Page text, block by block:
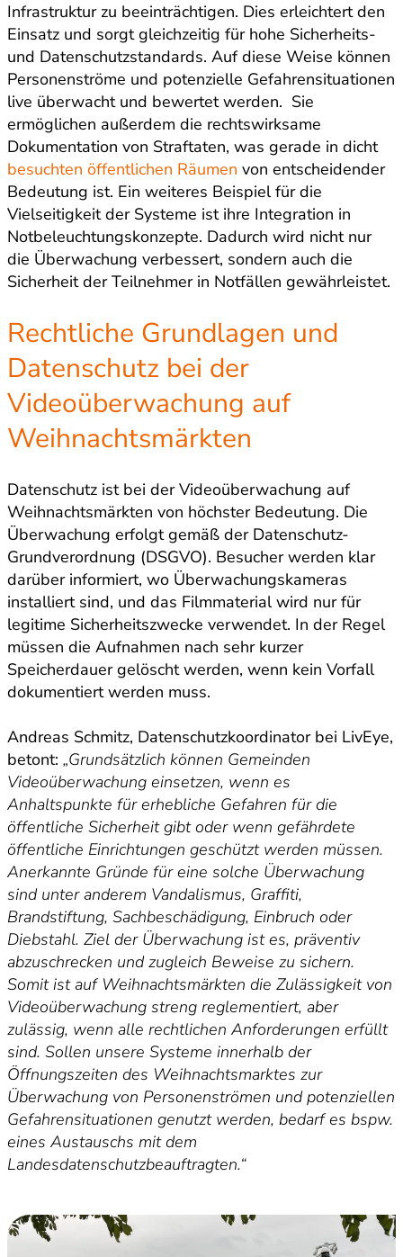
Infrastruktur zu beeinträchtigen. Dies erleichtert den
Einsatz und sorgt gleichzeitig für hohe Sicherheits-
und Datenschutzstandards. Auf diese Weise können
Personenströme und potenzielle Gefahrensituationen
live überwacht und bewertet werden. Sie
ermöglichen außerdem die rechtswirksame
Dokumentation von Straftaten, was gerade in dicht
besuchten öffentlichen Räumen von entscheidender
Bedeutung ist. Ein weiteres Beispiel für die
Vielseitigkeit der Systeme ist ihre Integration in
Notbeleuchtungskonzepte. Dadurch wird nicht nur
die Überwachung verbessert, sondern auch die
Sicherheit der Teilnehmer in Notfällen gewährleistet.
Rechtliche Grundlagen und
Datenschutz bei der
Videoüberwachung auf
Weihnachtsmärkten
Datenschutz ist bei der Videoüberwachung auf
Weihnachtsmärkten von höchster Bedeutung. Die
Überwachung erfolgt gemäß der Datenschutz-
Grundverordnung (DSGVO). Besucher werden klar
darüber informiert, wo Überwachungskameras
installiert sind, und das Filmmaterial wird nur für
legitime Sicherheitszwecke verwendet. In der Regel
müssen die Aufnahmen nach sehr kurzer
Speicherdauer gelöscht werden, wenn kein Vorfall
dokumentiert werden muss.
Andreas Schmitz, Datenschutzkoordinator bei LivEye,
betont: „Grundsätzlich können Gemeinden
Videoüberwachung einsetzen, wenn es
Anhaltspunkte für erhebliche Gefahren für die
öffentliche Sicherheit gibt oder wenn gefährdete
öffentliche Einrichtungen geschützt werden müssen.
Anerkannte Gründe für eine solche Überwachung
sind unter anderem Vandalismus, Graffiti,
Brandstiftung, Sachbeschädigung, Einbruch oder
Diebstahl. Ziel der Überwachung ist es, präventiv
abzuschrecken und zugleich Beweise zu sichern.
Somit ist auf Weihnachtsmärkten die Zulässigkeit von
Videoüberwachung streng reglementiert, aber
zulässig, wenn alle rechtlichen Anforderungen erfüllt
sind. Sollen unsere Systeme innerhalb der
Öffnungszeiten des Weihnachtsmarktes zur
Überwachung von Personenströmen und potenziellen
Gefahrensituationen genutzt werden, bedarf es bspw.
eines Austauschs mit dem
Landesdatenschutzbeauftragten.“